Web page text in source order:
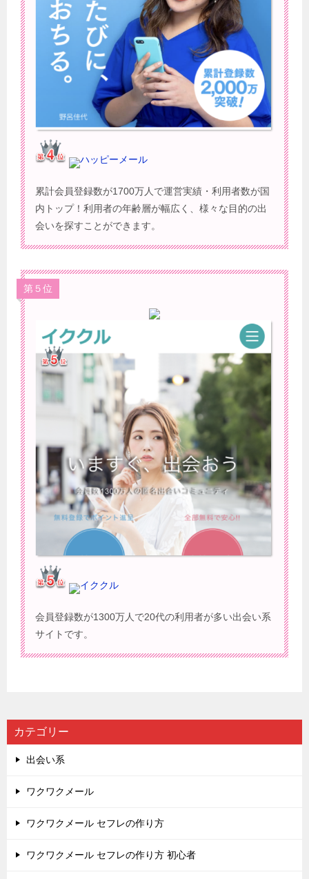
ハッピーメール
累計会員登録数が1700万人で運営実績・利用者数が国
内トップ！利用者の年齢層が幅広く、様々な目的の出
会いを探すことができます。
第５位
イククル
会員登録数が1300万人で20代の利用者が多い出会い系
サイトです。
カテゴリー
出会い系
ワクワクメール
ワクワクメール セフレの作り方
ワクワクメール セフレの作り方 初心者